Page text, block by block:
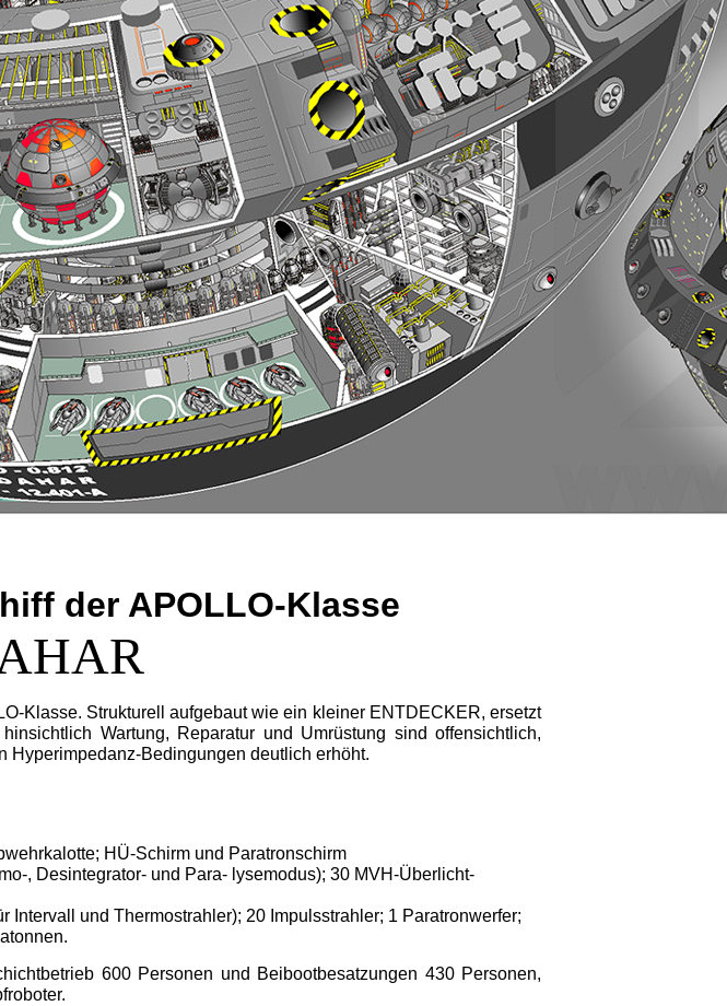
der APOLLO-Klasse
Klasse. Strukturell aufgebaut wie ein kleiner ENTDECKER, ersetzt
Wartung, Reparatur und Umrüstung sind offensichtlich,
Hyperimpedanz-Bedingungen deutlich erhöht.
HÜ-Schirm und Paratronschirm
, Desintegrator- und Para- lysemodus); 30 MVH-Überlicht-
Intervall und Thermostrahler); 20 Impulsstrahler; 1 Paratronwerfer;
600 Personen und Beibootbesatzungen 430 Personen,